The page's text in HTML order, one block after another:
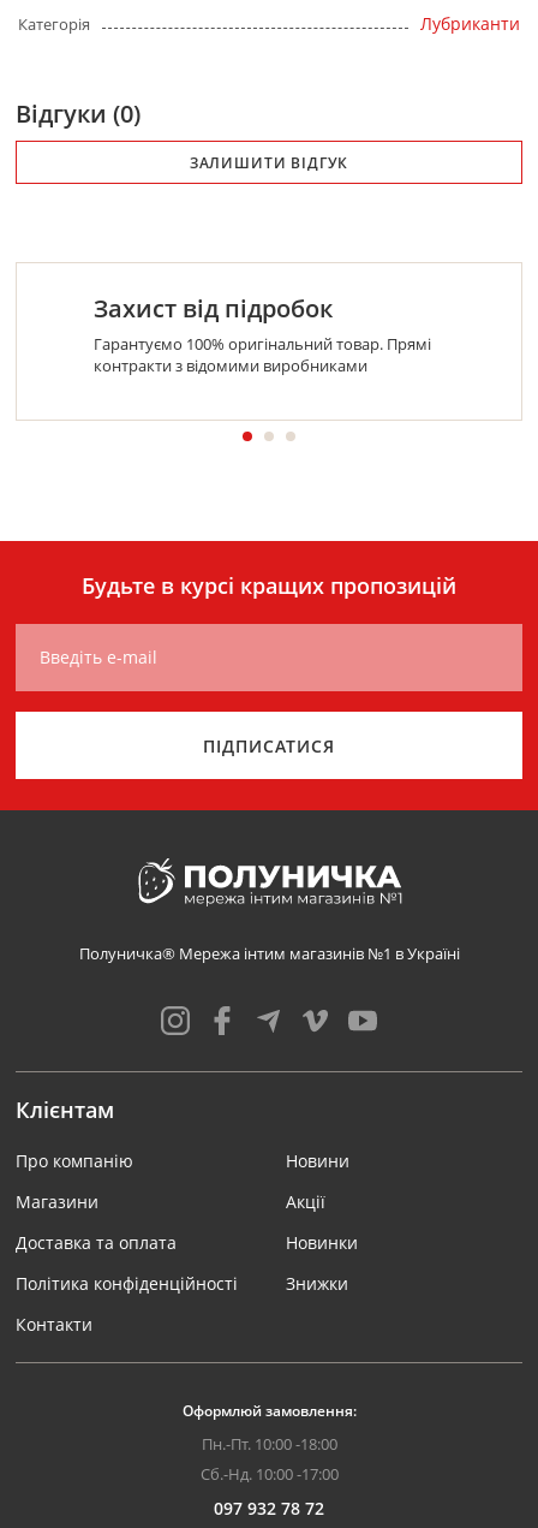
Категорія Лубриканти
Відгуки (0)
ЗАЛИШИТИ ВІДГУК
Захист від підробок
Гарантуємо 100% оригінальний товар. Прямі
контракти з відомими виробниками
Будьте в курсі кращих пропозицій
Введіть e-mail
ПІДПИСАТИСЯ
Полуничка® Мережа інтим магазинів №1 в Україні
Клієнтам
Про компанію
Магазини
Доставка та оплата
Політика конфіденційності
Контакти
Новини
Акції
Новинки
Знижки
Оформлюй замовлення:
Пн.-Пт. 10:00 -18:00
Сб.-Нд. 10:00 -17:00
097 932 78 72